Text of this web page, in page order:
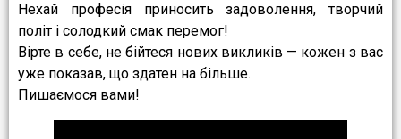
Нехай професія приносить задоволення, творчий
політ і солодкий смак перемог!
Вірте в себе, не бійтеся нових викликів — кожен з вас
уже показав, що здатен на більше.
Пишаємося вами!